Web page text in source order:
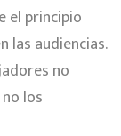
el principio
las audiencias.
no
los